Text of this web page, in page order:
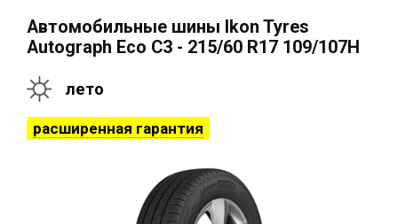
Автомобильные шины Ikon Tyres
Autograph Eco C3 - 215/60 R17 109/107H
лето
расширенная гарантия